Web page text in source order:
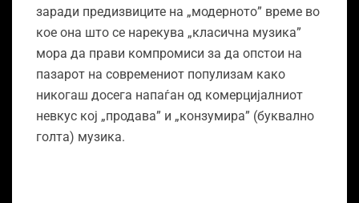
заради предизвиците на „модерното” време во
кое она што се нарекува „класична музика”
мора да прави компромиси за да опстои на
пазарот на современиот популизам како
никогаш досега напаѓан од комерцијалниот
невкус кој „продава” и „конзумира” (буквално
голта) музика.